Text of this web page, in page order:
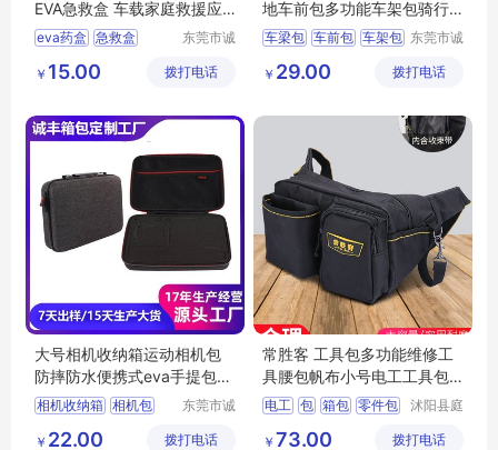
EVA急救盒 车载家庭救援应
急收纳包
eva药盒 急救盒
东莞市诚
限公司
￥ 15.00 拨打电话
地车前包多功能车架包骑行
装备上管包
车梁包 车前包 车架包 东莞市诚
限公司
￥ 29.00 拨打电话
大号相机收纳箱运动相机包
防摔防水便携式eva手提包大
中号收纳包
相机收纳箱 相机包
eva包
东莞市诚
限公司
￥ 22.00 拨打电话
常胜客 工具包多功能维修工
具腰包帆布小号电工工具包
工作腰带
电工 包 箱包 零件包
沭阳县庭
商务有限
￥ 73.00 拨打电话